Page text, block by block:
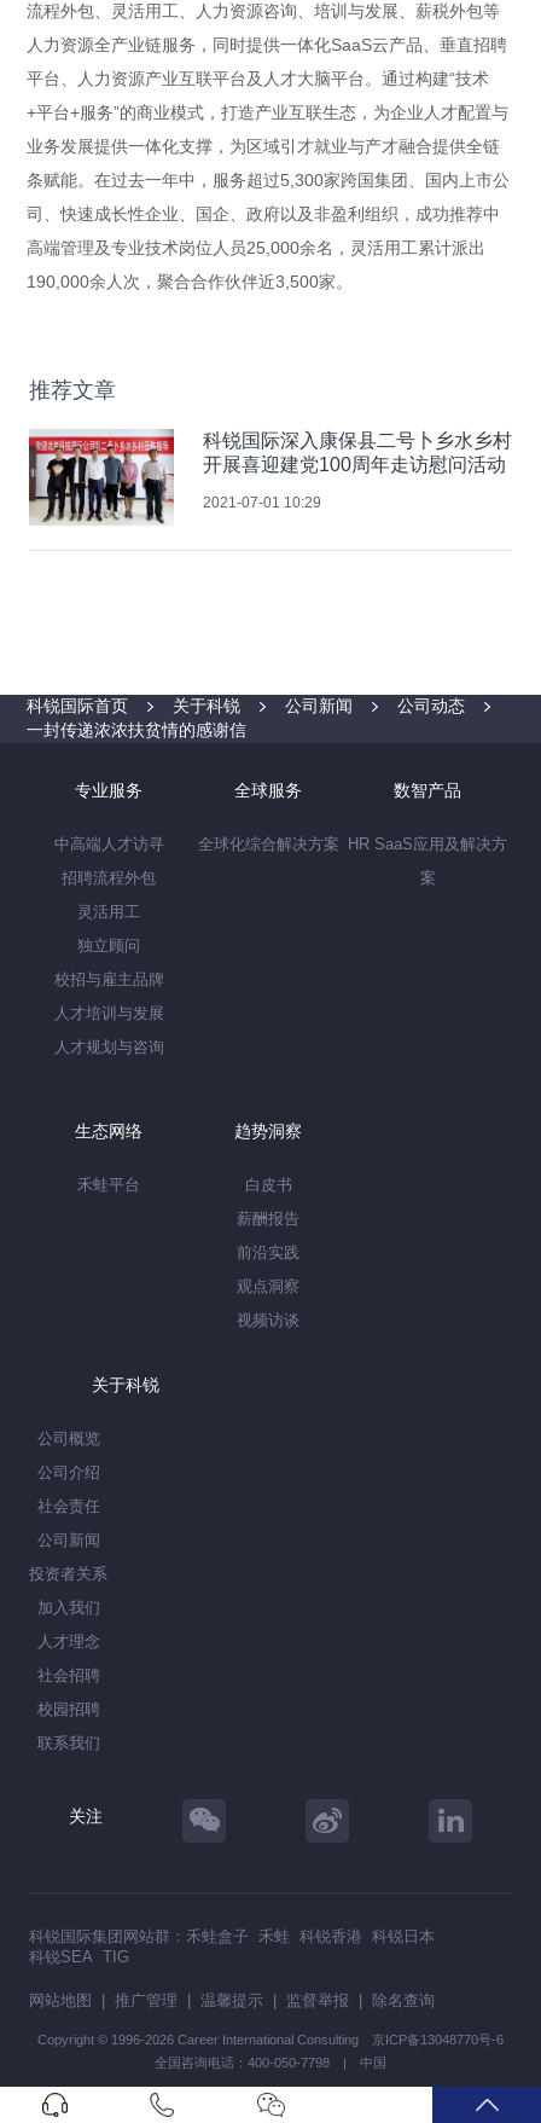
流程外包、灵活用工、人力资源咨询、培训与发展、薪税外包等
人力资源全产业链服务，同时提供一体化SaaS云产品、垂直招聘
平台、人力资源产业互联平台及人才大脑平台。通过构建“技术
+平台+服务”的商业模式，打造产业互联生态，为企业人才配置与
业务发展提供一体化支撑，为区域引才就业与产才融合提供全链
条赋能。在过去一年中，服务超过5,300家跨国集团、国内上市公
司、快速成长性企业、国企、政府以及非盈利组织，成功推荐中
高端管理及专业技术岗位人员25,000余名，灵活用工累计派出
190,000余人次，聚合合作伙伴近3,500家。
推荐文章
科锐国际深入康保县二号卜乡水乡村
开展喜迎建党100周年走访慰问活动
2021-07-01 10:29
科锐国际首页 关于科锐 公司新闻
公司动态
一封传递浓浓扶贫情的感谢信
专业服务
中高端人才访寻
招聘流程外包
灵活用工
独立顾问
校招与雇主品牌
人才培训与发展
人才规划与咨询
全球服务
全球化综合解决方案
数智产品
HR SaaS应用及解决方
案
生态网络
禾蛙平台
趋势洞察
白皮书
薪酬报告
前沿实践
观点洞察
视频访谈
关于科锐
公司概览
公司介绍
社会责任
公司新闻
投资者关系
加入我们
人才理念
社会招聘
校园招聘
联系我们
关注
科锐国际集团网站群： 禾蛙盒子 禾蛙 科锐香港 科锐日本
科锐SEA TIG
网站地图 推广管理 温馨提示 监督举报 除名查询
Copyright © 1996-2026 Career International Consulting 京ICP备13048770号-6
全国咨询电话：400-050-7798 | 中国